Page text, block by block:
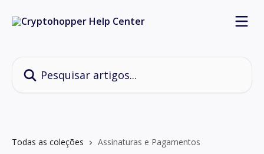
Todas as coleções Assinaturas e Pagamentos